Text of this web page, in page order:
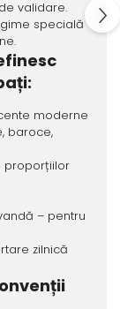
validare.
specială
moderne
baroce,
proporțiilor
– pentru
zilnică